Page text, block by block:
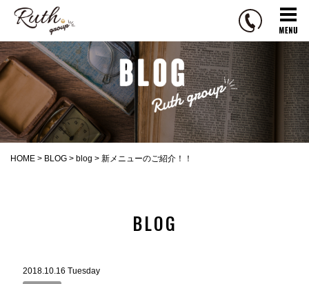
t
h
g
r
o
u
HOME > BLOG > blog > 新メニューのご紹介！！
BLOG
2018.10.16 Tuesday